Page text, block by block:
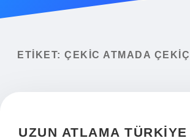
Yasal Uyarı
ETIKET: ÇEKIC ATMADA
UZUN ATLAMA TÜRKIYE